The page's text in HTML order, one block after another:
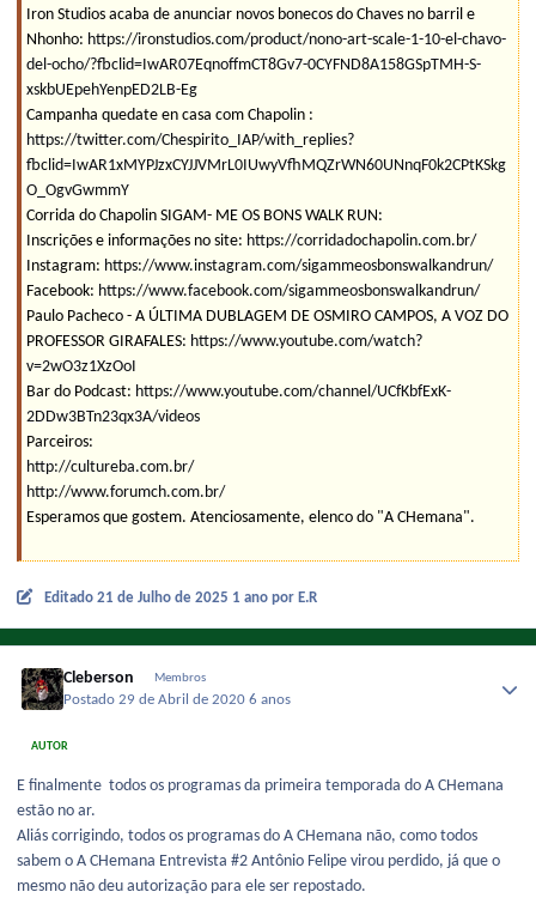
Iron Studios acaba de anunciar novos bonecos do Chaves no barril e
Nhonho: https://ironstudios.com/product/nono-art-scale-1-10-el-chavo-
del-ocho/?fbclid=IwAR07EqnoffmCT8Gv7-0CYFND8A158GSpTMH-S-
xskbUEpehYenpED2LB-Eg
Campanha quedate en casa com Chapolin :
https://twitter.com/Chespirito_IAP/with_replies?
fbclid=IwAR1xMYPJzxCYJJVMrL0IUwyVfhMQZrWN60UNnqF0k2CPtKSkg
O_OgvGwmmY
Corrida do Chapolin SIGAM- ME OS BONS WALK RUN:
Inscrições e informações no site: https://corridadochapolin.com.br/
Instagram: https://www.instagram.com/sigammeosbonswalkandrun/
Facebook: https://www.facebook.com/sigammeosbonswalkandrun/
Paulo Pacheco - A ÚLTIMA DUBLAGEM DE OSMIRO CAMPOS, A VOZ DO
PROFESSOR GIRAFALES: https://www.youtube.com/watch?
v=2wO3z1XzOoI
Bar do Podcast: https://www.youtube.com/channel/UCfKbfExK-
2DDw3BTn23qx3A/videos
Parceiros:
http://cultureba.com.br/
http://www.forumch.com.br/
Esperamos que gostem. Atenciosamente, elenco do "A CHemana".
Editado 21 de Julho de 2025 1 ano por E.R
Cleberson Membros
Postado29 de Abril de 20206 anos
AUTOR
E finalmente todos os programas da primeira temporada do A CHemana
estão no ar.
Aliás corrigindo, todos os programas do A CHemana não, como todos
sabem o A CHemana Entrevista #2 Antônio Felipe virou perdido, já que o
mesmo não deu autorização para ele ser repostado.